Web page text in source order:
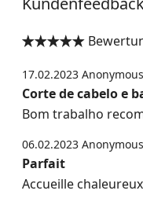


17.02.2023
Corte de cabelo e
Bom trabalho
06.02.2023
Parfait
Accueille